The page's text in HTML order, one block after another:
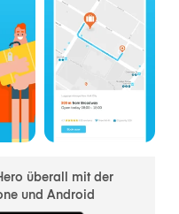
überall mit der
und Android